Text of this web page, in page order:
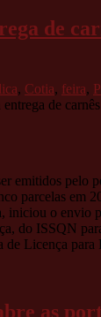
de
, Cotia, feira,
de
emitidos pelo
parcelas em
iniciou o envio
do ISSQN
de Licença
as